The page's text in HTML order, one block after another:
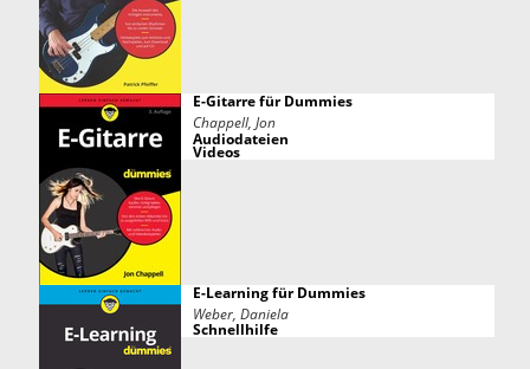
E-Gitarre für Dummies
Chappell, Jon
Audiodateien
Videos
E-Learning für Dummies
Weber, Daniela
Schnellhilfe